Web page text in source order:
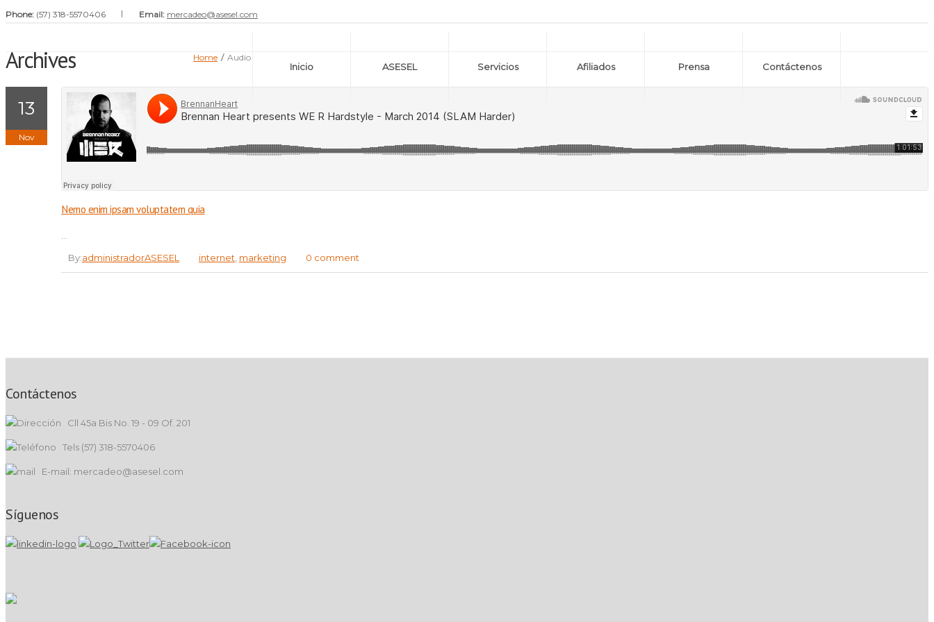
Phone: (57) 318-5570406 Email: mercadeo@asesel.com
Inicio ASESEL Servicios Afiliados Prensa Contáctenos
Archives Home / Audio
13
Nov
Nemo enim ipsam voluptatem quia
...
By:administradorASESEL internet, marketing 0 comment
Contáctenos
Cll 45a Bis No. 19 - 09 Of. 201
Tels (57) 318-5570406
E-mail: mercadeo@asesel.com
Síguenos